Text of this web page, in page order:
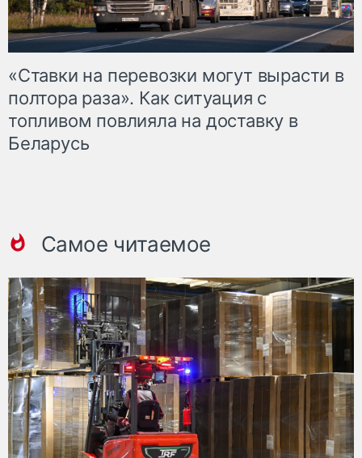
«Ставки на перевозки могут вырасти в
полтора раза». Как ситуация с
топливом повлияла на доставку в
Беларусь
Самое читаемое